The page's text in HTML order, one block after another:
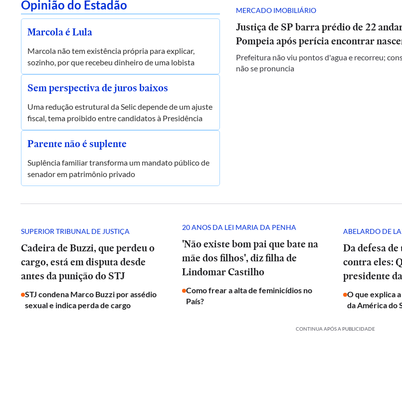
Opinião do Estadão
Marcola é Lula
Marcola não tem existência própria para explicar,
sozinho, por que recebeu dinheiro de uma lobista
Sem perspectiva de juros baixos
Uma redução estrutural da Selic depende de um ajuste
fiscal, tema proibido entre candidatos à Presidência
Parente não é suplente
Suplência familiar transforma um mandato público de
senador em patrimônio privado
MERCADO IMOBILIÁRIO
Justiça de SP barra prédio de 22
Pompeia após perícia encontrar
Prefeitura não viu pontos d'agua e recorreu;
não se pronuncia
SUPERIOR TRIBUNAL DE JUSTIÇA
Cadeira de Buzzi, que perdeu o
cargo, está em disputa desde
antes da punição do STJ
STJ condena Marco Buzzi por assédio
sexual e indica perda de cargo
20 ANOS DA LEI MARIA DA PENHA
'Não existe bom pai que bate na
mãe dos filhos', diz filha de
Lindomar Castilho
Como frear a alta de feminicídios no
País?
ABELARDO DE LA
Da defesa
contra eles:
presidente
O que explica
da América do
CONTINUA APÓS A PUBLICIDADE